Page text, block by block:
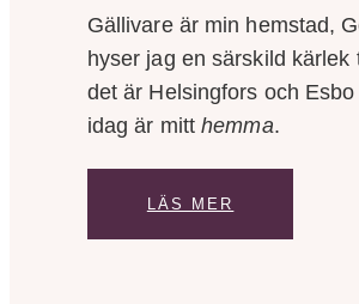
Gällivare är min hemstad,
hyser jag en särskild kärlek
det är Helsingfors och Esbo
idag är mitthemma.
LÄS MER